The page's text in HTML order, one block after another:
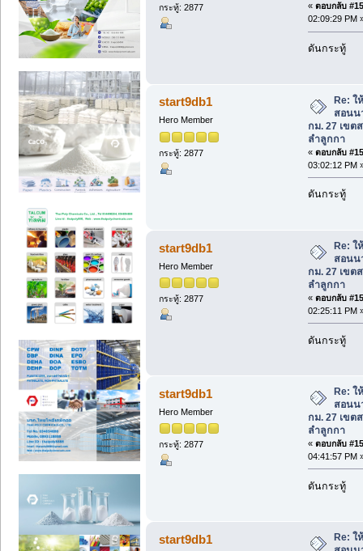
กระทู้: 2877 « ตอบกลับ
02:09:29 PM
ดันกระทู้
start9db1
Hero Member
กระทู้: 2877
Re: ใ
สอนน
กม. 27 เขต
ลำลูกกา
« ตอบกลับ
03:02:12 PM
ดันกระทู้
start9db1
Hero Member
กระทู้: 2877
Re: ใ
สอนน
กม. 27 เขต
ลำลูกกา
« ตอบกลับ
02:25:11 PM
ดันกระทู้
start9db1
Hero Member
กระทู้: 2877
Re: ใ
สอนน
กม. 27 เขต
ลำลูกกา
« ตอบกลับ
04:41:57 PM
ดันกระทู้
start9db1
Re: ใ